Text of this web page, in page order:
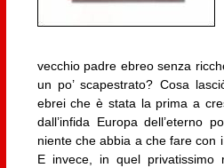
vecchio padre ebreo senza
un po’ scapestrato? Cosa
ebrei che è stata la prima a
dall’infida Europa dell’eterno
niente che abbia a che fare con
E invece, in quel privatissimo